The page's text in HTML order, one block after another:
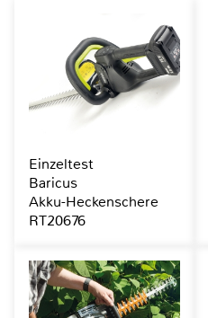
Einzeltest
Baricus
Akku-Heckenschere
RT20676